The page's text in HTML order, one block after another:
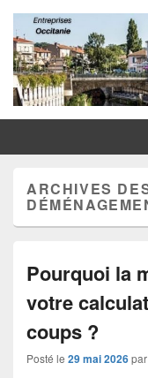
Entreprises
ARCHIVES
Pourquoi la
votre
coups ?
Posté le 29 mai 2026par